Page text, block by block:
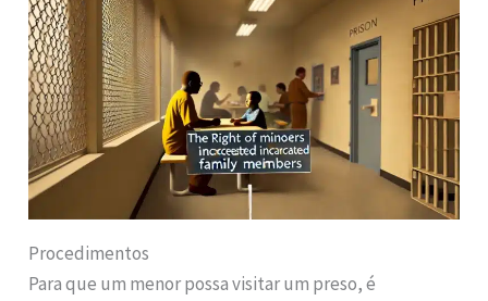
Procedimentos
Para que um menor possa visitar um preso, é